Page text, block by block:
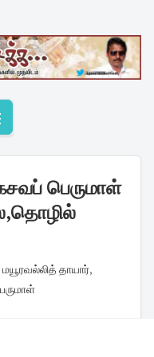
பெருமாள்
மயூரவல்லித் தாயார்,